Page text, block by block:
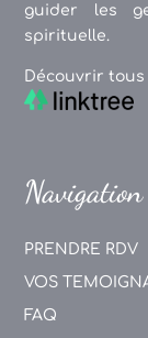
guider les
spirituelle.
Découvrir
Navigation
PRENDRE RDV
VOS
FAQ